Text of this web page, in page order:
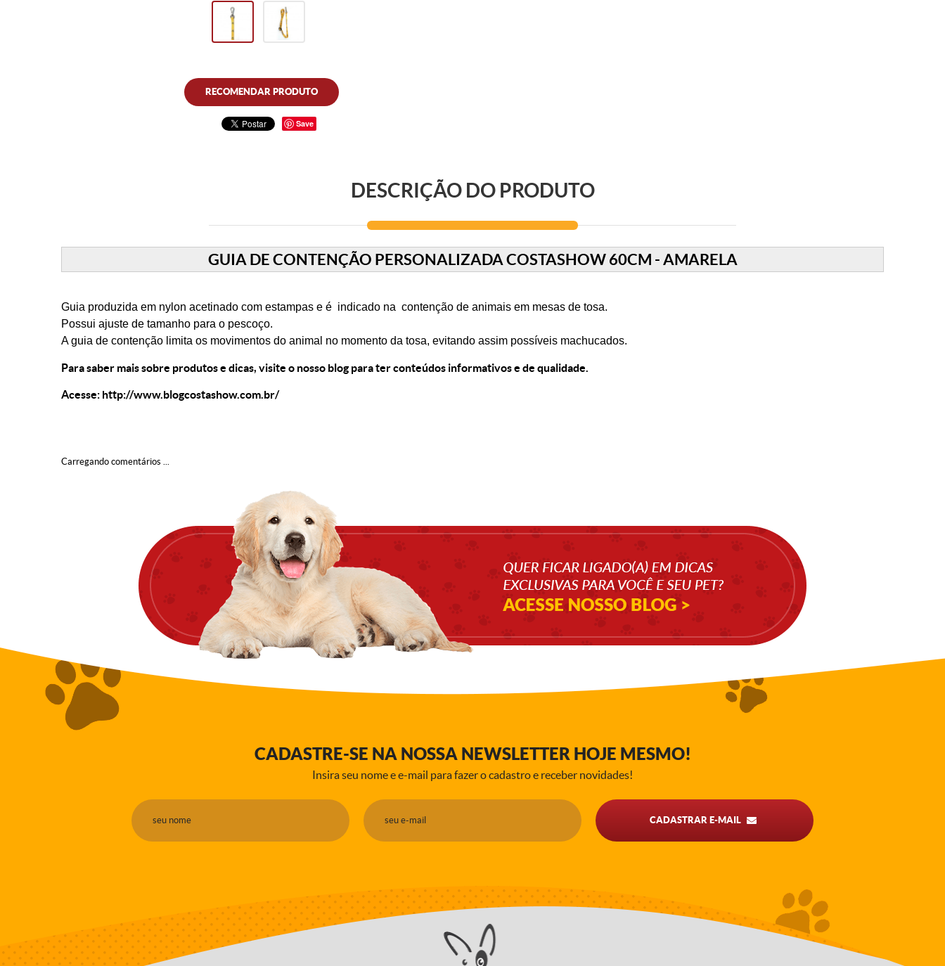
RECOMENDAR PRODUTO
Save
DESCRIÇÃO DO PRODUTO
GUIA DE CONTENÇÃO PERSONALIZADA COSTASHOW 60CM - AMARELA
Guia produzida em nylon acetinado com estampas e é indicado na contenção de animais em mesas de tosa.
Possui ajuste de tamanho para o pescoço.
A guia de contenção limita os movimentos do animal no momento da tosa, evitando assim possíveis machucados.
Para saber mais sobre produtos e dicas, visite o nosso blog para ter conteúdos informativos e de qualidade.
Acesse: http://www.blogcostashow.com.br/
Carregando comentários ...
CADASTRE-SE NA NOSSA NEWSLETTER HOJE MESMO!
Insira seu nome e e-mail para fazer o cadastro e receber novidades!
CADASTRAR E-MAIL